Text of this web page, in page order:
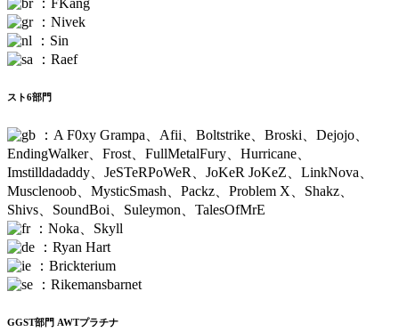
：FKang
：Nivek
：Sin
：Raef
スト6部門
：A F0xy Grampa、Afii、Boltstrike、Broski、Dejojo、
EndingWalker、Frost、FullMetalFury、Hurricane、
Imstilldadaddy、JeSTeRPoWeR、JoKeR JoKeZ、LinkNova、
Musclenoob、MysticSmash、Packz、Problem X、Shakz、
Shivs、SoundBoi、Suleymon、TalesOfMrE
：Noka、Skyll
：Ryan Hart
：Brickterium
：Rikemansbarnet
GGST部門 AWTプラチナ